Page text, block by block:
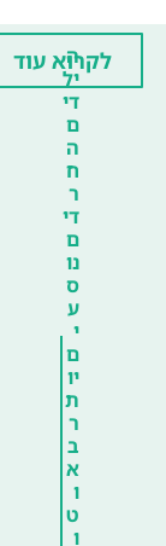
ה
יל
די
ם
ה
ח
ר
די
ם
נו
ס
ע
י
ם
יו
ת
ר
ב
א
ו
ט
ו
לקרוא עוד